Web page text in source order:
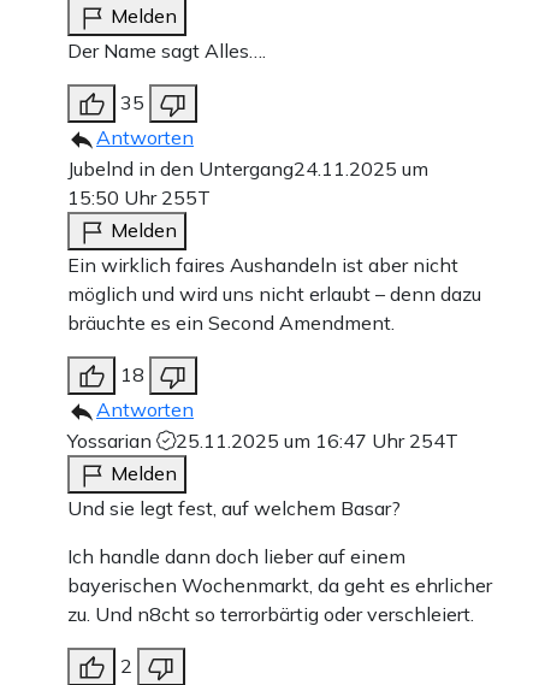
Melden
Der Name sagt Alles….
35
Antworten
Jubelnd in den Untergang24.11.2025 um
15:50 Uhr 255T
Melden
Ein wirklich faires Aushandeln ist aber nicht
möglich und wird uns nicht erlaubt – denn dazu
bräuchte es ein Second Amendment.
18
Antworten
Yossarian
25.11.2025 um 16:47 Uhr 254T
Melden
Und sie legt fest, auf welchem Basar?
Ich handle dann doch lieber auf einem
bayerischen Wochenmarkt, da geht es ehrlicher
zu. Und n8cht so terrorbärtig oder verschleiert.
2